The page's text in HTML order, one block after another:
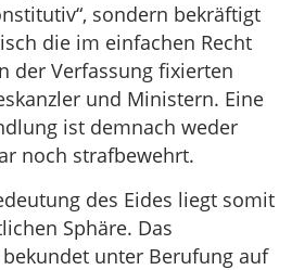
sondern bekräftigt
die im einfachen Recht
der Verfassung fixierten
und Ministern. Eine
ist demnach weder
noch strafbewehrt.
des Eides liegt somit
Sphäre. Das
unter Berufung auf